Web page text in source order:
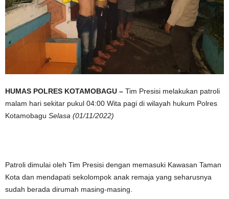
HUMAS POLRES KOTAMOBAGU – Tim Presisi melakukan patroli
malam hari sekitar pukul 04:00 Wita pagi di wilayah hukum Polres
Kotamobagu Selasa (01/11/2022)
Patroli dimulai oleh Tim Presisi dengan memasuki Kawasan Taman
Kota dan mendapati sekolompok anak remaja yang seharusnya
sudah berada dirumah masing-masing.